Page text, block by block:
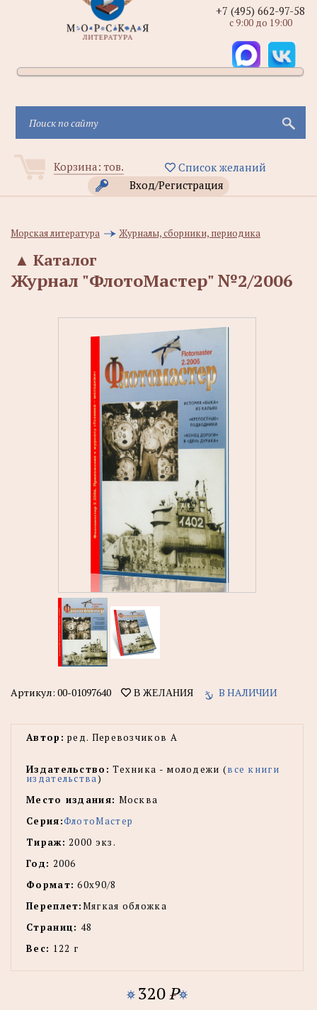
Корзина: тов.
Список желаний
Вход/Регистрация
+7 (495) 662-97-58
с 9:00 до 19:00
Морская литература Журналы, сборники, периодика
Каталог
▲
Журнал "ФлотоМастер" №2/2006
Артикул: 00-01097640 В ЖЕЛАНИЯ В НАЛИЧИИ
Автор: ред. Перевозчиков А
Издательство: Техника - молодежи (все книги
издательства)
Место издания: Москва
Серия:ФлотоМастер
Тираж: 2000 экз.
Год: 2006
Формат: 60х90/8
Переплет:Мягкая обложка
Страниц: 48
Вес: 122 г
320P